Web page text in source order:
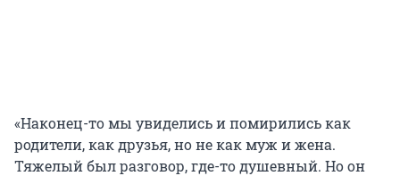
«Наконец-то мы увиделись и помирились как
родители, как друзья, но не как муж и жена.
Тяжелый был разговор, где-то душевный. Но он